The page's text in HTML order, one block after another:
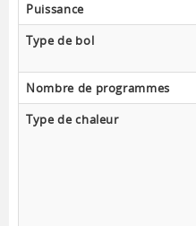
Puissance
Type de bol
Nombre de programmes
Type de chaleur